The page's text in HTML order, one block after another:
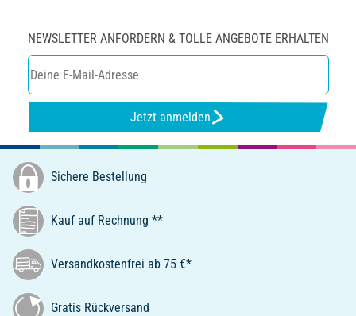
NEWSLETTER ANFORDERN & TOLLE ANGEBOTE ERHALTEN
Jetzt anmelden
Sichere Bestellung
Kauf auf Rechnung **
Versandkostenfrei ab 75 €*
Gratis Rückversand